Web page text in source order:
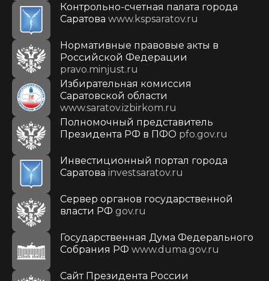
Контрольно-счетная палата города
Саратова www.kspsaratov.ru
Нормативные правовые акты в
Российской Федерации
pravo.minjust.ru
Избирательная комиссия
Саратовской области
www.saratov.izbirkom.ru
Полномочный представитель
Президента РФ в ПФО pfo.gov.ru
Инвестиционный портал города
Саратова investsaratov.ru
Сервер органов государственной
власти РФ gov.ru
Государственная Дума Федерального
Собрания РФ www.duma.gov.ru
Cайт Президента России